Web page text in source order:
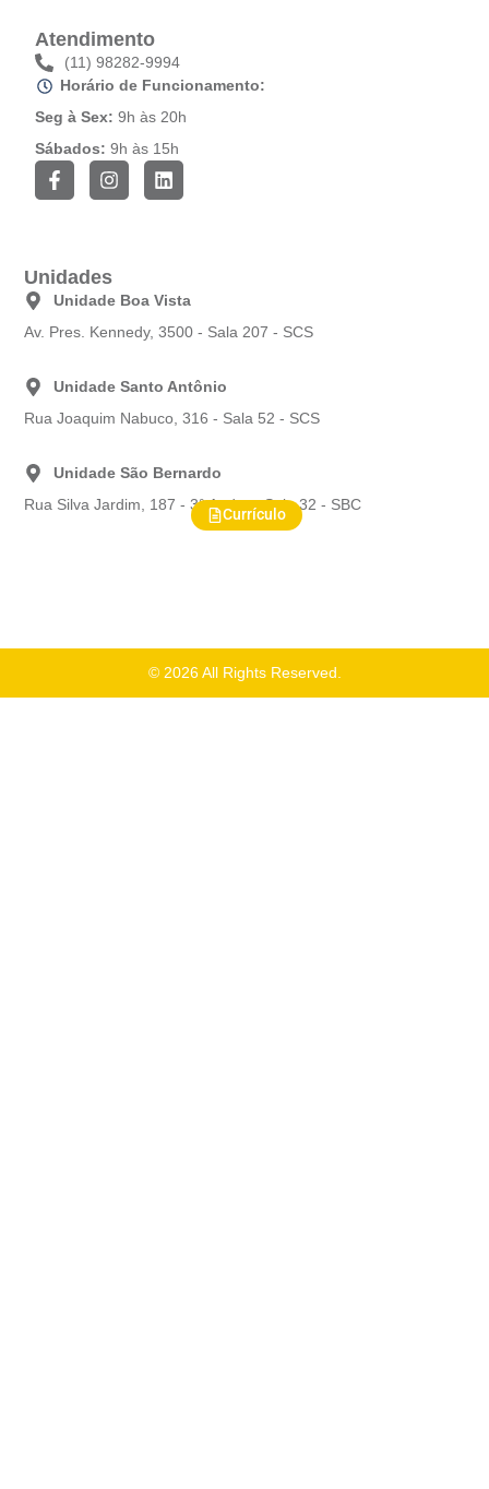
Currículo
Unidades
Unidade Boa Vista
Av. Pres. Kennedy, 3500 - Sala 207 - SCS
Unidade Santo Antônio
Rua Joaquim Nabuco, 316 - Sala 52 - SCS
Unidade São Bernardo
Rua Silva Jardim, 187 - 3° Andar - Sala 32 - SBC
Atendimento
(11) 98282-9994
Horário de Funcionamento:
Seg à Sex: 9h às 20h
Sábados: 9h às 15h
F
a
c
o
o
k
-
f
I
n
s
g
r
a
m
L
i
n
n
© 2026 All Rights Reserved.